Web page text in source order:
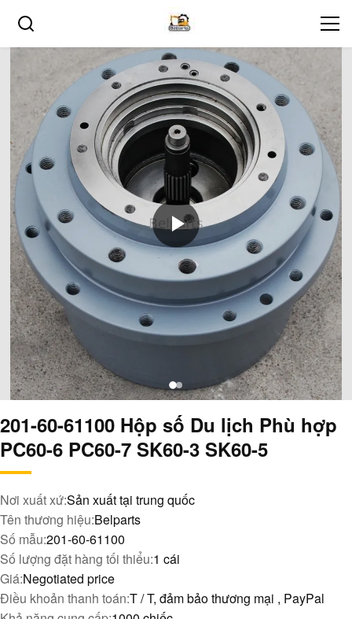
201-60-61100 Hộp số Du lịch Phù hợp
PC60-6 PC60-7 SK60-3 SK60-5
Nơi xuất xứ:Sản xuất tại trung quốc
Tên thương hiệu:Belparts
Số mẫu:201-60-61100
Số lượng đặt hàng tối thiểu:1 cái
Giá:Negotiated price
Điều khoản thanh toán:T / T, đảm bảo thương mại , PayPal